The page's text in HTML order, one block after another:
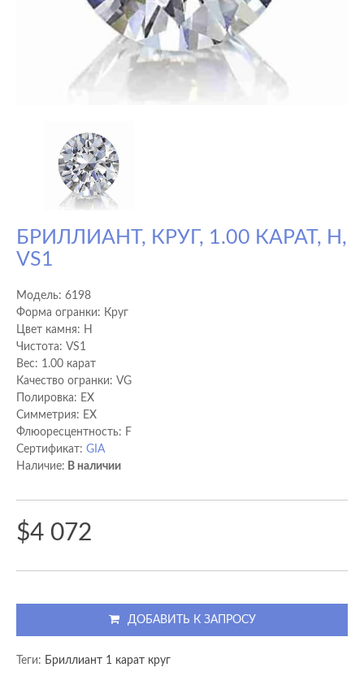
БРИЛЛИАНТ, КРУГ, 1.00 КАРАТ, H,
VS1
Модель: 6198
Форма огранки: Круг
Цвет камня: H
Чистота: VS1
Вес: 1.00 карат
Качество огранки: VG
Полировка: EX
Cимметрия: EX
Флюоресцентность: F
Сертификат: GIA
Наличие: В наличии
$4 072
ДОБАВИТЬ К ЗАПРОСУ
Теги: Бриллиант 1 карат круг